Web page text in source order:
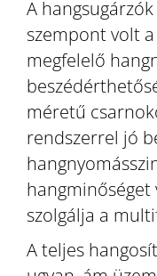
A
szempont volt
megfelelő
méretű
rendszerrel jó
szolgálja a
A teljes